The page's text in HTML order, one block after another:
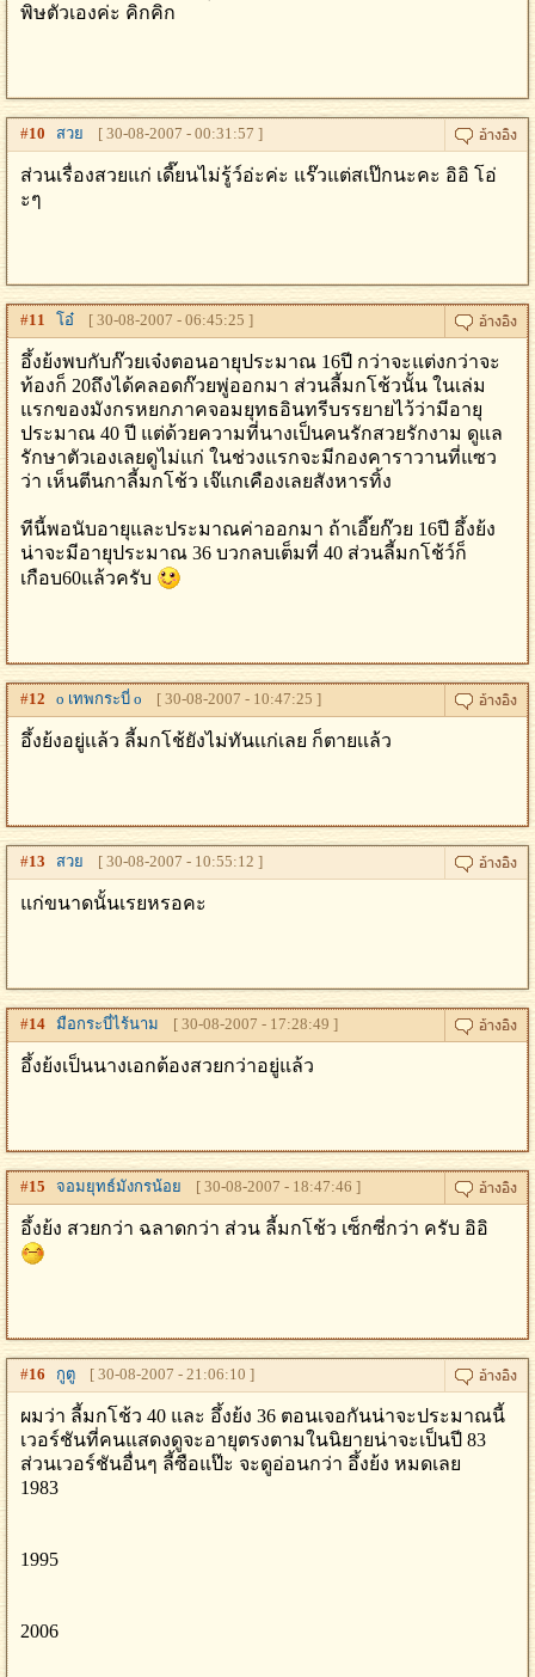
พิษตัวเองค่ะ คิกคิก
#10 สวย [ 30-08-2007 - 00:31:57 ]
ส่วนเรื่องสวยแก่ เดี๊ยนไม่รู้ว์อ่ะค่ะ แร๊วแต่สเป๊กนะคะ อิอิ โอ่
ะๆ
#11 โอ๋ [ 30-08-2007 - 06:45:25 ]
อึ้งย้งพบกับก๊วยเจ๋งตอนอายุประมาณ 16ปี กว่าจะแต่งกว่าจะ
ท้องก็ 20ถึงได้คลอดก๊วยพู่ออกมา ส่วนลี้มกโช้วนั้น ในเล่ม
แรกของมังกรหยกภาคจอมยุทธอินทรีบรรยายไว้ว่ามีอายุ
ประมาณ 40 ปี แต่ด้วยความที่นางเป็นคนรักสวยรักงาม ดูแล
รักษาตัวเองเลยดูไม่แก่ ในช่วงแรกจะมีกองคาราวานที่แซว
ว่า เห็นตีนกาลี้มกโช้ว เจ๊แกเคืองเลยสังหารทิ้ง
ทีนี้พอนับอายุและประมาณค่าออกมา ถ้าเอี๊ยก๊วย 16ปี อึ้งย้ง
น่าจะมีอายุประมาณ 36 บวกลบเต็มที่ 40 ส่วนลี้มกโช้ว์ก็
เกือบ60แล้วครับ
#12 o เทพกระบี่ o [ 30-08-2007 - 10:47:25 ]
อึ้งย้งอยู่เเล้ว ลี้มกโช้ยังไม่ทันเเก่เลย ก็ตายเเล้ว
#13 สวย [ 30-08-2007 - 10:55:12 ]
แก่ขนาดนั้นเรยหรอคะ
#14 มือกระบี่ไร้นาม [ 30-08-2007 - 17:28:49 ]
อึ้งย้งเป็นนางเอกต้องสวยกว่าอยู่แล้ว
#15 จอมยุทธ์มังกรน้อย [ 30-08-2007 - 18:47:46 ]
อึ้งย้ง สวยกว่า ฉลาดกว่า ส่วน ลี้มกโช้ว เซ็กซี่กว่า ครับ อิอิ
#16 กูตู [ 30-08-2007 - 21:06:10 ]
ผมว่า ลี้มกโช้ว 40 และ อึ้งย้ง 36 ตอนเจอกันน่าจะประมาณนี้
เวอร์ชันที่คนแสดงดูจะอายุตรงตามในนิยายน่าจะเป็นปี 83
ส่วนเวอร์ชันอื่นๆ ลี้ซือแป๊ะ จะดูอ่อนกว่า อึ้งย้ง หมดเลย
1983
1995
2006